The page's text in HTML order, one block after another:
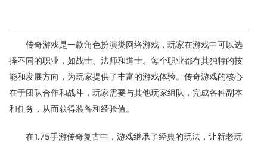
传奇游戏是一款角色扮演类网络游戏，玩家在游戏中可以选
择不同的职业，如战士、法师和道士。每个职业都有其独特的技
能和发展方向，为玩家提供了丰富的游戏体验。传奇游戏的核心
在于团队合作和战斗，玩家需要与其他玩家组队，完成各种副本
和任务，从而获得装备和经验值。
在1.75手游传奇复古中，游戏继承了经典的玩法，让新老玩